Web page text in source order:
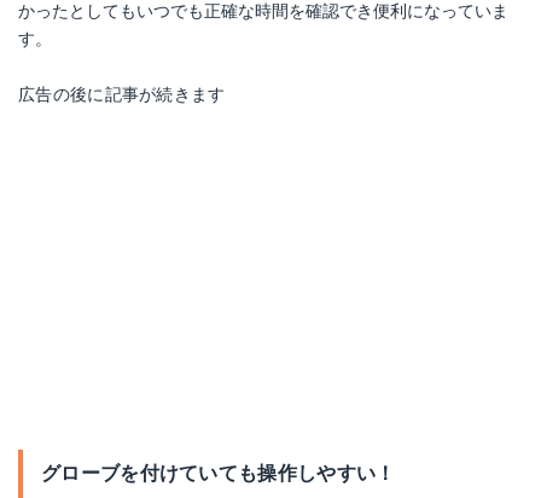
かったとしてもいつでも正確な時間を確認でき便利になっていま
す。
広告の後に記事が続きます
グローブを付けていても操作しやすい！